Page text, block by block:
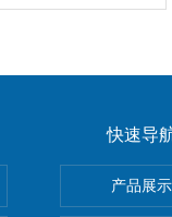
快速导
产品展示